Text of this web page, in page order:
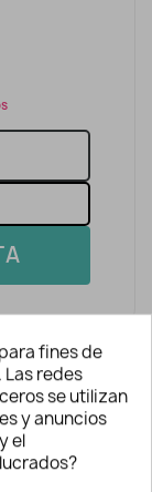
fines de
redes
se utilizan
y anuncios
el